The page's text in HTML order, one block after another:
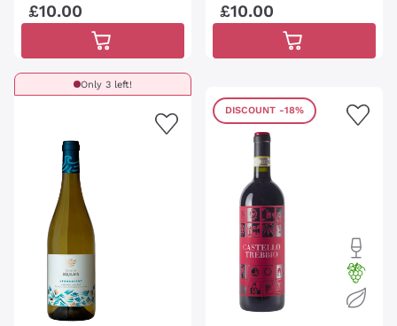
£10.00 £10.00
Only 3 left!
DISCOUNT -18%